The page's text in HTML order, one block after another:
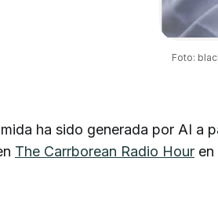
Foto:
ha sido generada por AI a
The Carrborean Radio Hour